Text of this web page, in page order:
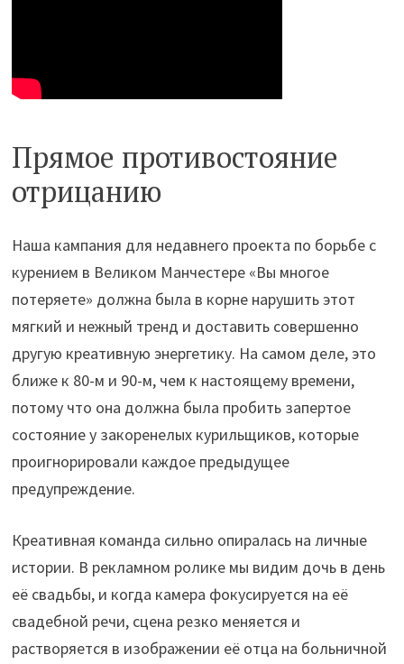
Прямое противостояние
отрицанию
Наша кампания для недавнего проекта по борьбе с
курением в Великом Манчестере «Вы многое
потеряете» должна была в корне нарушить этот
мягкий и нежный тренд и доставить совершенно
другую креативную энергетику. На самом деле, это
ближе к 80-м и 90-м, чем к настоящему времени,
потому что она должна была пробить запертое
состояние у закоренелых курильщиков, которые
проигнорировали каждое предыдущее
предупреждение.
Креативная команда сильно опиралась на личные
истории. В рекламном ролике мы видим дочь в день
её свадьбы, и когда камера фокусируется на её
свадебной речи, сцена резко меняется и
растворяется в изображении её отца на больничной